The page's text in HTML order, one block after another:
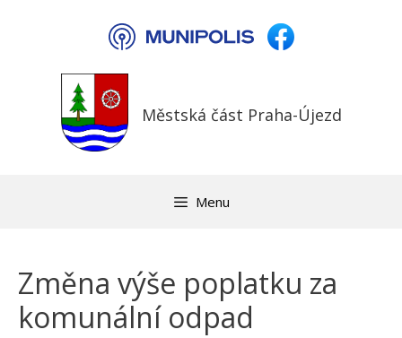
Městská část Praha-Újezd
Menu
Změna výše poplatku za
komunální odpad